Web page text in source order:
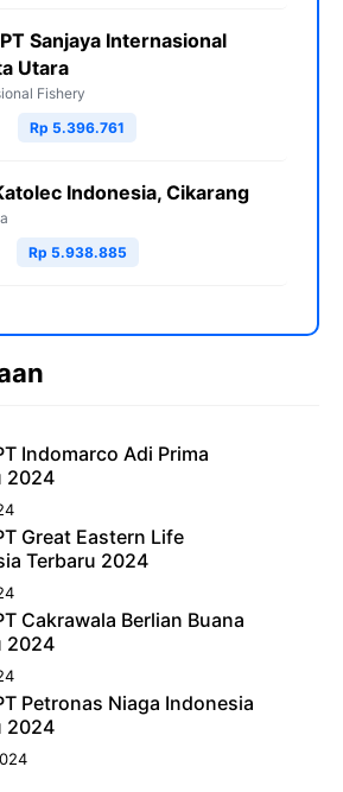
Sanjaya Internasional
Utara
Fishery
Rp 5.396.761
Indonesia, Cikarang
Rp 5.938.885
Indomarco Adi Prima
2024
Great Eastern Life
Terbaru 2024
Cakrawala Berlian Buana
2024
Petronas Niaga Indonesia
2024